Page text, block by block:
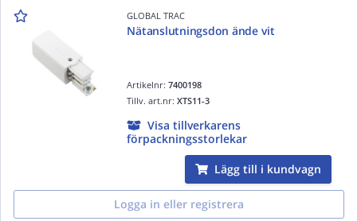
GLOBAL TRAC
Nätanslutningsdon ände vit
Artikelnr:7400198
Tillv. art.nr:XTS11-3
Visa tillverkarens
förpackningsstorlekar
Lägg till i kundvagn
Logga in eller registrera